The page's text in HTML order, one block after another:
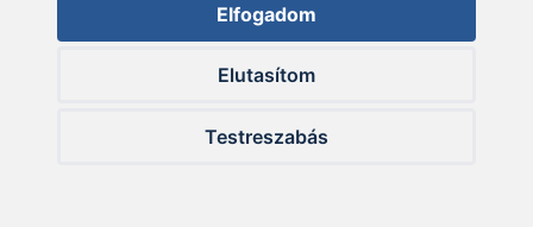
Elfogadom
Elutasítom
Testreszabás